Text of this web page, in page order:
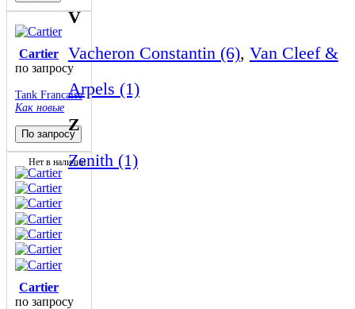
V
Vacheron Constantin (6), Van Cleef &
Arpels (1)
Z
Zenith (1)
Cartier
по запросу
Tank Francaise
Как новые
По запросу
Нет в наличии
Cartier
по запросу